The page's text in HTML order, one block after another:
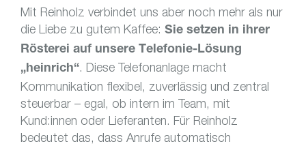
Mit Reinholz verbindet uns aber noch mehr als nur
die Liebe zu gutem Kaffee: Sie setzen in ihrer
Rösterei auf unsere Telefonie-Lösung
„heinrich“. Diese Telefonanlage macht
Kommunikation flexibel, zuverlässig und zentral
steuerbar – egal, ob intern im Team, mit
Kund:innen oder Lieferanten. Für Reinholz
bedeutet das, dass Anrufe automatisch